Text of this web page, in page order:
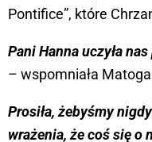
Pontifice”, które
Pani Hanna uczyła
– wspomniała
Prosiła, żebyśmy
wrażenia, że coś się o